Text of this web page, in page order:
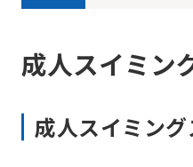
成人スイミン
成人スイミン